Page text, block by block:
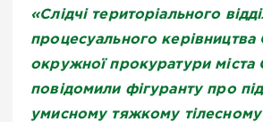
«Слідчі територіального
процесуального керівництва
окружної прокуратури міста
повідомили фігуранту про
умисному тяжкому